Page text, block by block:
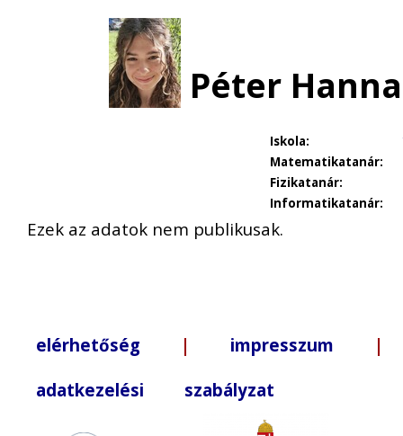
Péter
Iskola:
Matematikatanár:
Fizikatanár:
Informatikatanár:
Ezek az adatok nem publikusak.
elérhetőség | impresszum |
adatkezelési szabályzat